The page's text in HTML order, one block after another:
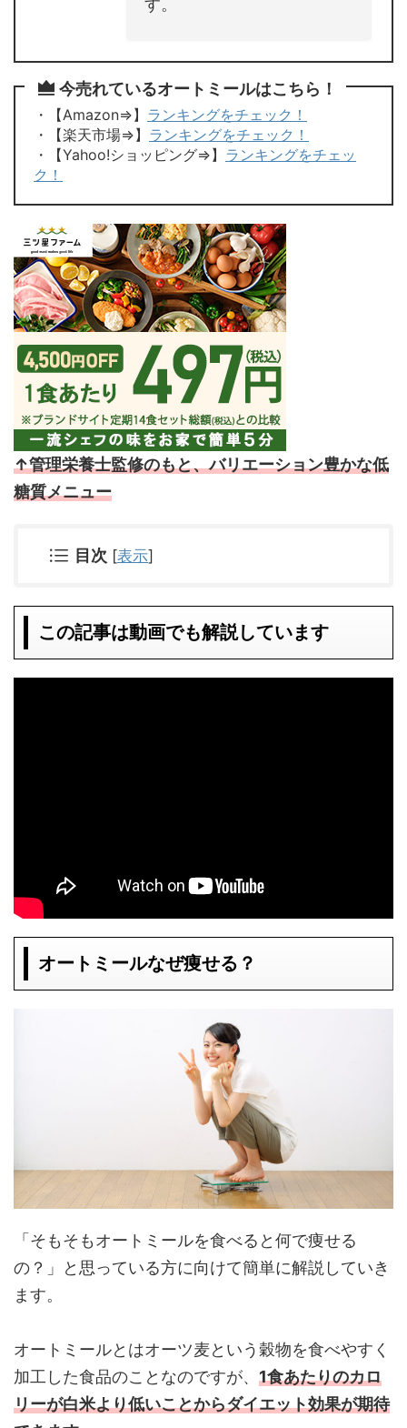
す。
今売れているオートミールはこちら！
・【Amazon⇒】 ランキングをチェック！
・【楽天市場⇒】 ランキングをチェック！
・【Yahoo!ショッピング⇒】 ランキングをチェッ
ク！
↑管理栄養士監修のもと、バリエーション豊かな低
糖質メニュー
目次 [表示]
この記事は動画でも解説しています
オートミールなぜ痩せる？
「そもそもオートミールを食べると何で痩せる
の？」と思っている方に向けて簡単に解説していき
ます。
オートミールとはオーツ麦という穀物を食べやすく
加工した食品のことなのですが、 1食あたりのカロ
リーが白米より低いことからダイエット効果が期待